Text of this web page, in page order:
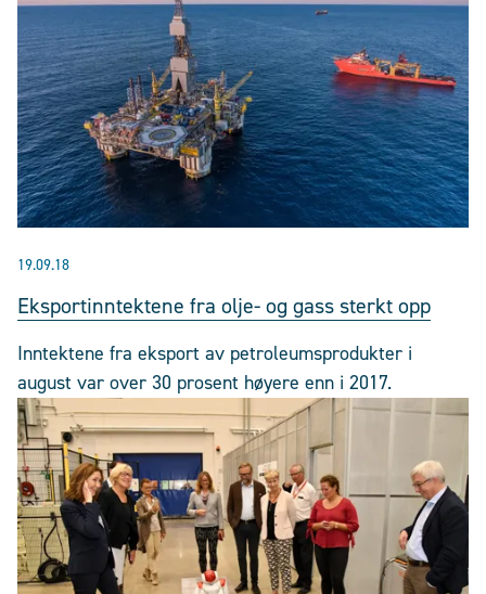
19.09.18
Eksportinntektene fra olje- og gass sterkt opp
Inntektene fra eksport av petroleumsprodukter i
august var over 30 prosent høyere enn i 2017.